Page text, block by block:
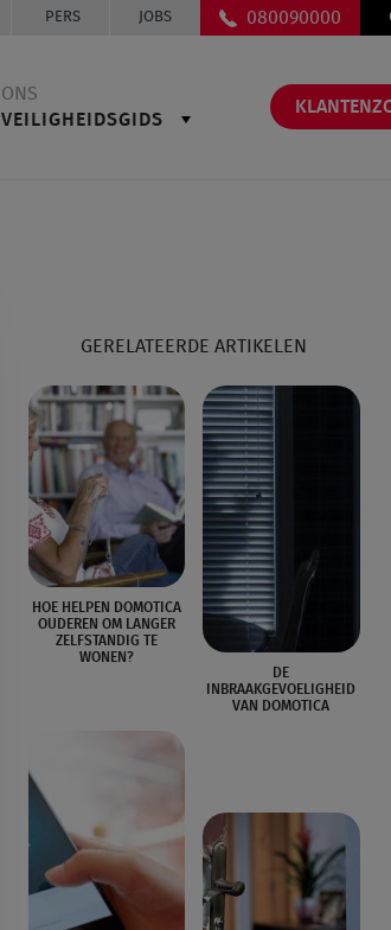
PERS JOBS 080090000
VEILIGHEIDSGIDS
ONS
GERELATEERDE ARTIKELEN
HOE HELPEN DOMOTICA
OUDEREN OM LANGER
ZELFSTANDIG TE
WONEN?
DE
INBRAAKGEVOELIGHEID
VAN DOMOTICA